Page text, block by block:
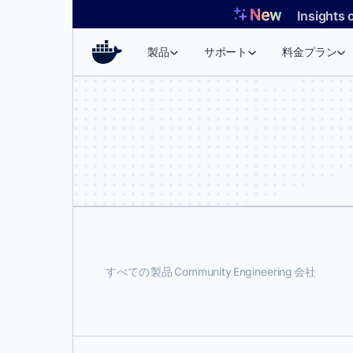
Insights
製品 サポート 料金プラン
すべての製品 Community Engineering会社